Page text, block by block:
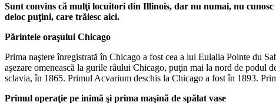
Sunt convins că mulţi locuitori din Illinois, dar nu numai, nu
deloc puţini, care trăiesc aici.
Părintele oraşului Chicago
Prima naştere înregistrată în Chicago a fost cea a lui Eulalia Pointe du
aşezare omenească la gurile râului Chicago, puţin mai la nord de podul
sclavia, în 1865. Primul Acvarium deschis la Chicago a fost în 1893.
Primul operaţie pe inimă şi prima maşină de spălat vase